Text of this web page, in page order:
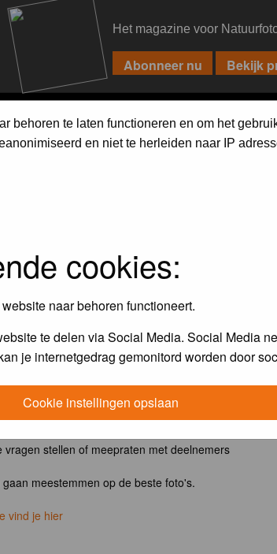
Het magazine voor
behoren te laten functioneren en om het
en niet te herleiden naar IP
cookies:
naar behoren functioneert.
te delen via Social Media. Social Media
je internetgedrag gemonitord worden door
Cookie instellingen opslaan
fotografen community:
laatste maandopdracht
deelnemen.
stellen of meepraten met deelnemers
meestemmen op de beste foto's.
vind je hier